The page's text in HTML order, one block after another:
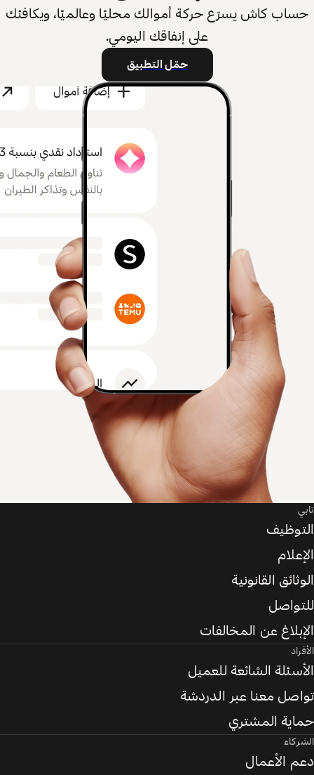
حساب كاش يسرّع حركة أموالك محليًا وعالميًا، ويكافئك
على إنفاقك اليومي.
حمّل التطبيق
تابي
التوظيف
الإعلام
الوثائق القانونية
للتواصل
الإبلاغ عن المخالفات
الأفراد
الأسئلة الشائعة للعميل
تواصل معنا عبر الدردشة
حماية المشتري
الشركاء
دعم الأعمال